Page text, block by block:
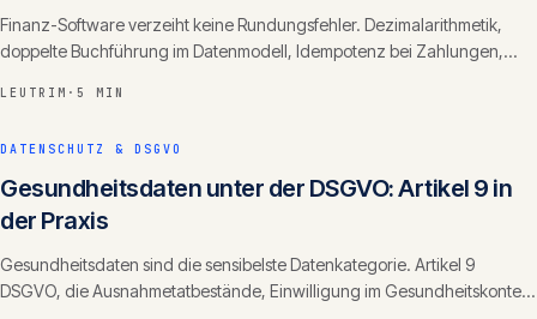
Finanz-Software verzeiht keine Rundungsfehler. Dezimalarithmetik,
doppelte Buchführung im Datenmodell, Idempotenz bei Zahlungen,
LEUTRIM · 5 MIN
DATENSCHUTZ & DSGVO
Gesundheitsdaten unter der DSGVO: Artikel 9 in
der Praxis
Gesundheitsdaten sind die sensibelste Datenkategorie. Artikel 9
DSGVO, die Ausnahmetatbestände, Einwilligung im Gesundheitskontext